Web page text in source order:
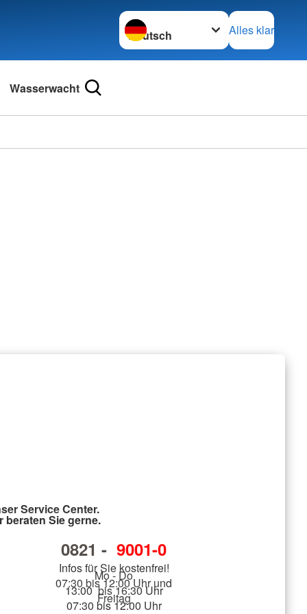
Sprache wechseln zu
Alles klar
Wasserwacht
Service Center.
beraten Sie gerne.
0821 - 9001-0
Infos für Sie kostenfrei!
Mo - Do
07:30 bis 12:00 Uhr und
13:00 bis 16:30 Uhr
Freitag
07:30 bis 12:00 Uhr